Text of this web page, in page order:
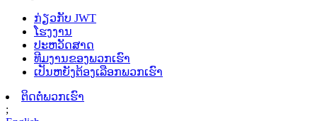
ກ່ຽວກັບ JWT
ໂຮງງານ
ປະຫວັດສາດ
ທີມງານຂອງພວກເຮົາ
ເປັນຫຍັງຕ້ອງເລືອກພວກເຮົາ
ຕິດຕໍ່ພວກເຮົາ
;